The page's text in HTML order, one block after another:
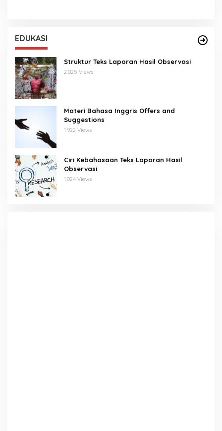
EDUKASI
Struktur Teks Laporan Hasil Observasi
2.025 Views
Materi Bahasa Inggris Offers and
Suggestions
1.922 Views
Ciri Kebahasaan Teks Laporan Hasil
Observasi
1.024 Views